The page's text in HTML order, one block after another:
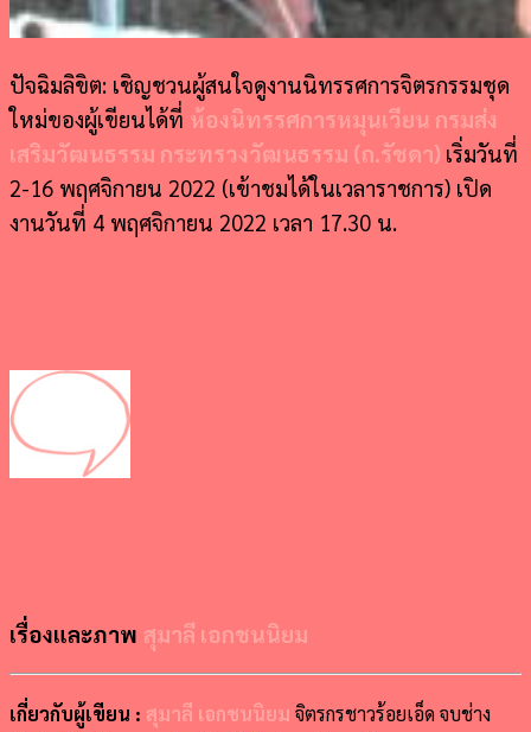
ปัจฉิมลิขิต: เชิญชวนผู้สนใจดูงานนิทรรศการจิตรกรรมชุด
ใหม่ของผู้เขียนได้ที่ ห้องนิทรรศการหมุนเวียน กรมส่ง
เสริมวัฒนธรรม กระทรวงวัฒนธรรม (ถ.รัชดา) เริ่มวันที่
2-16 พฤศจิกายน 2022 (เข้าชมได้ในเวลาราชการ) เปิด
งานวันที่ 4 พฤศจิกายน 2022 เวลา 17.30 น.
เรื่องและภาพ สุมาลี เอกชนนิยม
เกี่ยวกับผู้เขียน : สุมาลี เอกชนนิยม จิตรกรชาวร้อยเอ็ด จบช่าง